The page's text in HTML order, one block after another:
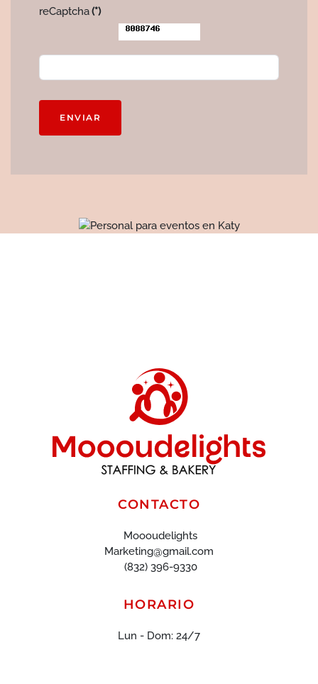
reCaptcha(*)
ENVIAR
CONTACTO
Moooudelights
Marketing@gmail.com
(832) 396-9330
HORARIO
Lun - Dom: 24/7